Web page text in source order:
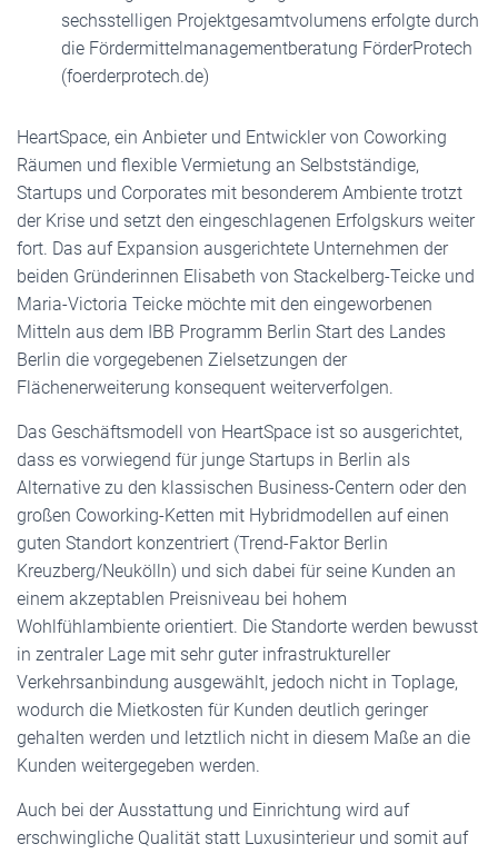
sechsstelligen Projektgesamtvolumens erfolgte durch
die Fördermittelmanagementberatung FörderProtech
(foerderprotech.de)
HeartSpace, ein Anbieter und Entwickler von Coworking
Räumen und flexible Vermietung an Selbstständige,
Startups und Corporates mit besonderem Ambiente trotzt
der Krise und setzt den eingeschlagenen Erfolgskurs weiter
fort. Das auf Expansion ausgerichtete Unternehmen der
beiden Gründerinnen Elisabeth von Stackelberg-Teicke und
Maria-Victoria Teicke möchte mit den eingeworbenen
Mitteln aus dem IBB Programm Berlin Start des Landes
Berlin die vorgegebenen Zielsetzungen der
Flächenerweiterung konsequent weiterverfolgen.
Das Geschäftsmodell von HeartSpace ist so ausgerichtet,
dass es vorwiegend für junge Startups in Berlin als
Alternative zu den klassischen Business-Centern oder den
großen Coworking-Ketten mit Hybridmodellen auf einen
guten Standort konzentriert (Trend-Faktor Berlin
Kreuzberg/Neukölln) und sich dabei für seine Kunden an
einem akzeptablen Preisniveau bei hohem
Wohlfühlambiente orientiert. Die Standorte werden bewusst
in zentraler Lage mit sehr guter infrastruktureller
Verkehrsanbindung ausgewählt, jedoch nicht in Toplage,
wodurch die Mietkosten für Kunden deutlich geringer
gehalten werden und letztlich nicht in diesem Maße an die
Kunden weitergegeben werden.
Auch bei der Ausstattung und Einrichtung wird auf
erschwingliche Qualität statt Luxusinterieur und somit auf